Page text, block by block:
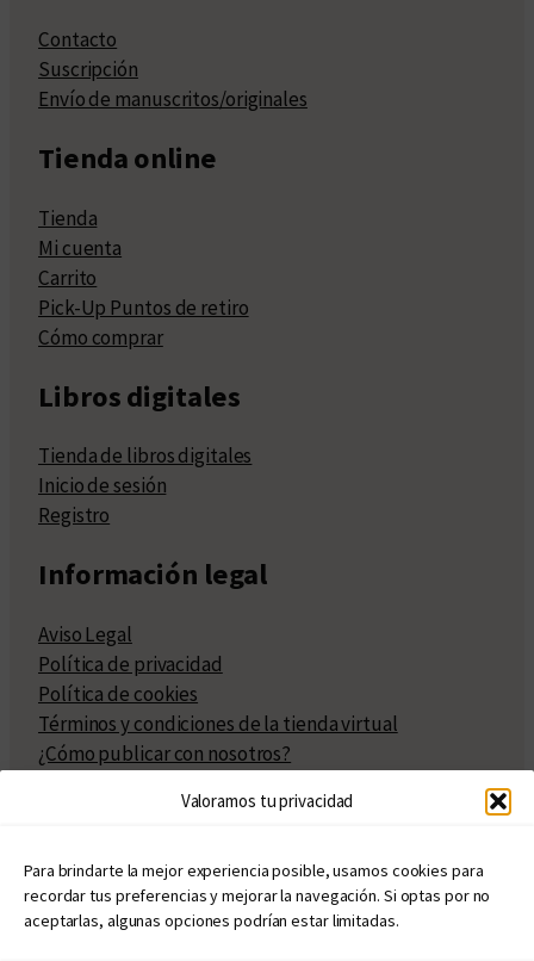
Valoramos tu privacidad
Para brindarte la mejor experiencia posible, usamos cookies para
recordar tus preferencias y mejorar la navegación. Si optas por no
aceptarlas, algunas opciones podrían estar limitadas.
Contacto
Suscripción
Envío de manuscritos/originales
Tienda online
Tienda
Mi cuenta
Carrito
Pick-Up Puntos de retiro
Cómo comprar
Libros digitales
Tienda de libros digitales
Inicio de sesión
Registro
Información legal
Aviso Legal
Política de privacidad
Política de cookies
Términos y condiciones de la tienda virtual
¿Cómo publicar con nosotros?
Políticas de publicación
Políticas de coedición
Atribuciones